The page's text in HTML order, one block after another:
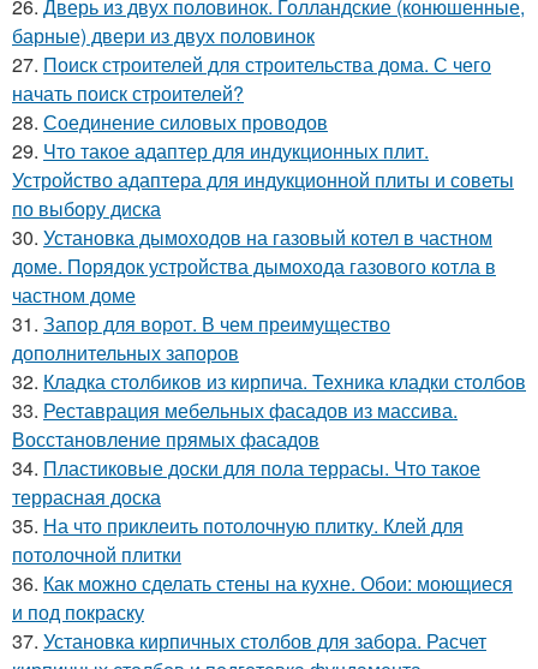
26. Дверь из двух половинок. Голландские (конюшенные,
барные) двери из двух половинок
27. Поиск строителей для строительства дома. С чего
начать поиск строителей?
28. Соединение силовых проводов
29. Что такое адаптер для индукционных плит.
Устройство адаптера для индукционной плиты и советы
по выбору диска
30. Установка дымоходов на газовый котел в частном
доме. Порядок устройства дымохода газового котла в
частном доме
31. Запор для ворот. В чем преимущество
дополнительных запоров
32. Кладка столбиков из кирпича. Техника кладки столбов
33. Реставрация мебельных фасадов из массива.
Восстановление прямых фасадов
34. Пластиковые доски для пола террасы. Что такое
террасная доска
35. На что приклеить потолочную плитку. Клей для
потолочной плитки
36. Как можно сделать стены на кухне. Обои: моющиеся
и под покраску
37. Установка кирпичных столбов для забора. Расчет